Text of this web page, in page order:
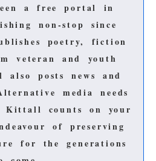
a free portal in
non-stop since
poetry, fiction
veteran and youth
also posts news and
media needs
Kittall counts on your
of preserving
for the generations